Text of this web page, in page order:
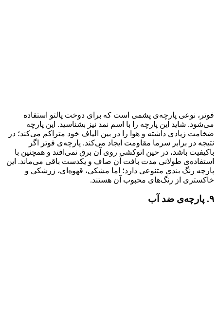
فوتر، نوعی پارچه‌ی پشمی است که برای دوخت پالتو استفاده
می‌شود. شاید این پارچه را با اسم نمد نیز بشناسید. این پارچه
ضخامت زیادی داشته و هوا را در بین الیاف خود متراکم می‌کند؛ در
نتیجه در برابر سرما مقاومت ایجاد می‌کند. پارچه‌ی فوتر اگر
باکیفیت باشد، در حین اتوکشی روی آن برق نمی‌افتد و همچنین با
استفاده‌ی طولانی مدت بافت آن صاف و یکدست باقی می‌ماند. این
پارچه رنگ بندی متنوعی دارد؛ اما مشکی، قهوه‌ای، زرشکی و
خاکستری از رنگ‌های محبوب آن هستند.
۹. پارچه‌ی ضد آب